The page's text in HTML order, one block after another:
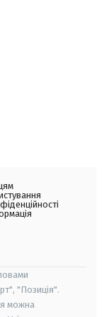
"Позиція".
можна